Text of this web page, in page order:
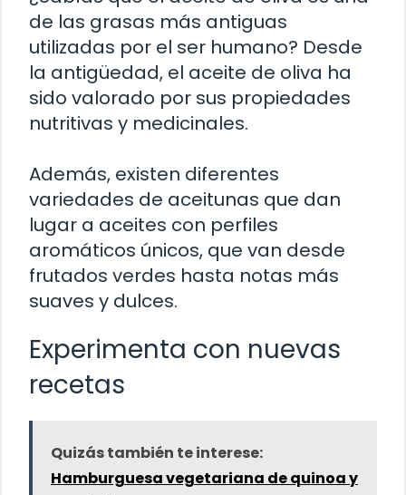
de las grasas más antiguas
utilizadas por el ser humano? Desde
la antigüedad, el aceite de oliva ha
sido valorado por sus propiedades
nutritivas y medicinales.
Además, existen diferentes
variedades de aceitunas que dan
lugar a aceites con perfiles
aromáticos únicos, que van desde
frutados verdes hasta notas más
suaves y dulces.
Experimenta con nuevas
recetas
Quizás también te interese:
Hamburguesa vegetariana de quinoa y